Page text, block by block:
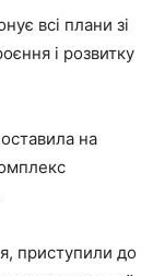
всі плани зі
і розвитку
на
приступили до